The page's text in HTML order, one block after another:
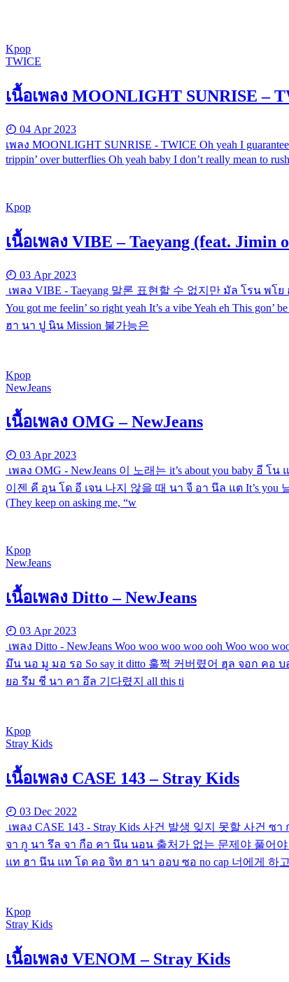
Kpop
TWICE
เนื้อเพลง MOONLIGHT SUNRISE –
04 Apr 2023
เพลง MOONLIGHT SUNRISE - TWICE Oh yeah I guarantee
trippin’ over butterflies Oh yeah baby I don’t really mean to
Kpop
เนื้อเพลง VIBE – Taeyang (feat. Jimin
03 Apr 2023
เพลง VIBE - Taeyang 말론 표현할 수 없지만 มัล โรน พโ
You got me feelin’ so right yeah It’s a vibe Yeah eh This
ฮา นา ปู นิน Mission 불가능은
Kpop
NewJeans
เนื้อเพลง OMG – NewJeans
03 Apr 2023
เพลง OMG - NewJeans 이 노래는 it’s about you baby อี
이젠 คี อุน โด อี เจน 나지 않을 때 นา จี อา นึล แต It’s you
(They keep on asking me, “w
Kpop
NewJeans
เนื้อเพลง Ditto – NewJeans
03 Apr 2023
เพลง Ditto - NewJeans Woo woo woo woo ooh Woo woo
มึน นอ มู มอ รอ So say it ditto 훌쩍 커버렸어 ฮุล จอก ค
ยอ รึม ชี นา คา อึล 기다렸지 all this ti
Kpop
Stray Kids
เนื้อเพลง CASE 143 – Stray Kids
03 Dec 2022
เพลง CASE 143 - Stray Kids 사건 발생 잊지 못할 사건
จา กู นา รึล จา กือ คา นึน นอน 출처가 없는 문제야 풀어야
แท ฮา นึน แท โด คอ จิท ฮา นา ออบ ซอ no cap 너에게 하
Kpop
Stray Kids
เนื้อเพลง VENOM – Stray Kids